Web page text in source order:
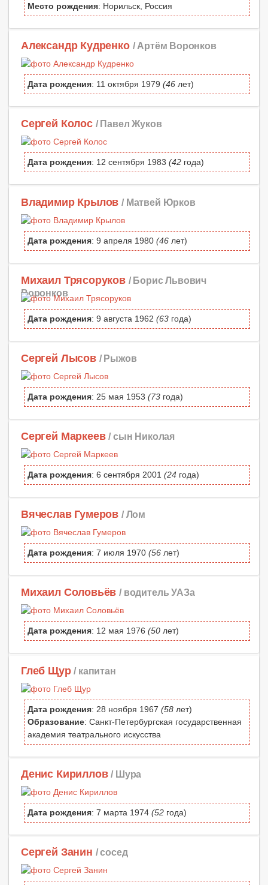
Место рождения: Норильск, Россия
Александр Кудренко / Артём Воронков
Дата рождения: 11 октября 1979 (46 лет)
Сергей Колос / Павел Жуков
Дата рождения: 12 сентября 1983 (42 года)
Владимир Крылов / Матвей Юрков
Дата рождения: 9 апреля 1980 (46 лет)
Михаил Трясоруков / Борис Львович
Воронков
Дата рождения: 9 августа 1962 (63 года)
Сергей Лысов / Рыжов
Дата рождения: 25 мая 1953 (73 года)
Сергей Маркеев / сын Николая
Дата рождения: 6 сентября 2001 (24 года)
Вячеслав Гумеров / Лом
Дата рождения: 7 июля 1970 (56 лет)
Михаил Соловьёв / водитель УАЗа
Дата рождения: 12 мая 1976 (50 лет)
Глеб Щур / капитан
Дата рождения: 28 ноября 1967 (58 лет)
Образование: Санкт-Петербургская государственная
академия театрального искусства
Денис Кириллов / Шура
Дата рождения: 7 марта 1974 (52 года)
Сергей Занин / сосед